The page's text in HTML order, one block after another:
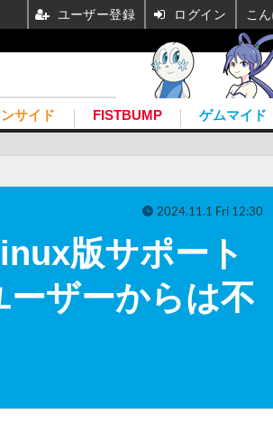
サイド FISTBUMP ゲムマイド
版サポート
ザーからは不
2024.11.1 Fri 12:30
ユーザー登録 ログイン こ